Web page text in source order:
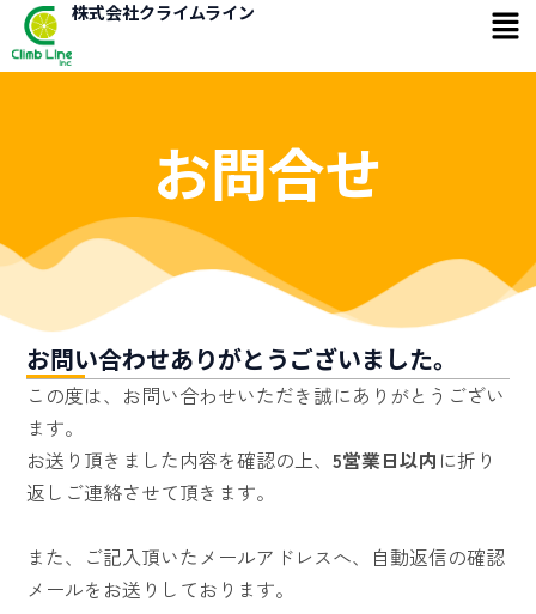
容
を
株式会社クライムライン メ
ニ
ュ
お問合せ
お問い合わせありがとうございました。
この度は、お問い合わせいただき誠にありがとうござい
ます。
お送り頂きました内容を確認の上、5営業日以内 に折り
返しご連絡させて頂きます。
また、ご記入頂いたメールアドレスへ、自動返信の確認
メールをお送りしております。